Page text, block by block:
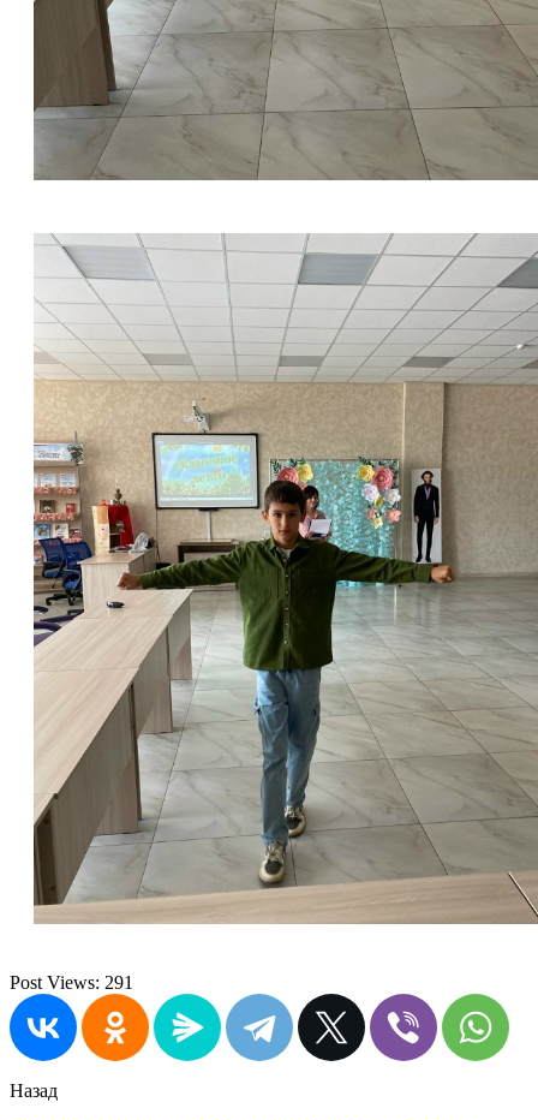
Post Views: 291
Назад